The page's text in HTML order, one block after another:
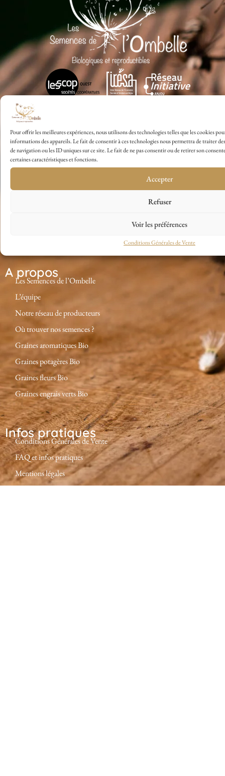
Pour offrir les meilleures expériences, nous utilisons des technologies telles que les cookies
informations des appareils. Le fait de consentir à ces technologies nous permettra de traiter
de navigation ou les ID uniques sur ce site. Le fait de ne pas consentir ou de retirer son
certaines caractéristiques et fonctions.
Accepter
Refuser
Voir les préférences
Conditions Générales de Vente
Nous contacter
contact@semences-ombelle.fr
02.41.82.89.40
Cap CREATEURS
A propos
Les Semences de l’Ombelle
L’équipe
Notre réseau de producteurs
Où trouver nos semences ?
Graines aromatiques Bio
Graines potagères Bio
Graines fleurs Bio
Graines engrais verts Bio
Infos pratiques
Conditions Générales de Vente
FAQ et infos pratiques
Mentions légales